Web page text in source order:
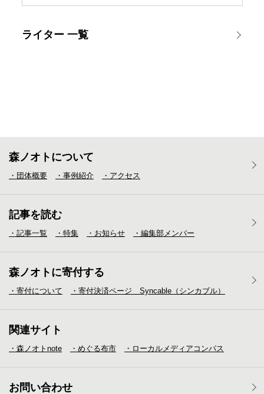
ライター 一覧
森ノオトについて
・団体概要 ・事例紹介 ・アクセス
記事を読む
・記事一覧 ・特集 ・お知らせ ・編集部メンバー
森ノオトに寄付する
・寄付について ・寄付決済ページ Syncable（シンカブル）
関連サイト
・森ノオトnote ・めぐる布市 ・ローカルメディア コンパス
お問い合わせ